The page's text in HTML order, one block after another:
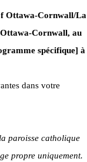
Ottawa-Cornwall/La
Cornwall, au
spécifique] à
dans votre
paroisse catholique
propre uniquement.